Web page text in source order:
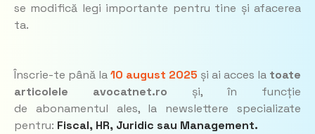
se modifică legi importante pentru tine și afacerea
ta.
Înscrie-te până la10 august 2025 și ai acces la toate
articolele avocatnet.ro și, în funcție
de abonamentul ales, la newslettere specializate
pentru: Fiscal, HR, Juridic sau Management.